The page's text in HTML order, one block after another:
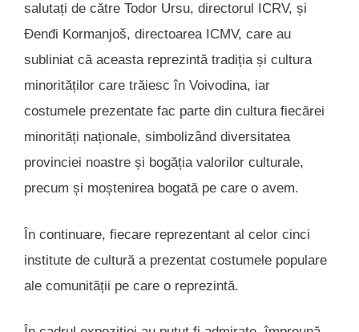
salutați de către Todor Ursu, directorul ICRV, și
Đenđi Kormanjoš, directoarea ICMV, care au
subliniat că aceasta reprezintă tradiția și cultura
minorităților care trăiesc în Voivodina, iar
costumele prezentate fac parte din cultura fiecărei
minorități naționale, simbolizând diversitatea
provinciei noastre și bogăția valorilor culturale,
precum și moștenirea bogată pe care o avem.
În continuare, fiecare reprezentant al celor cinci
institute de cultură a prezentat costumele populare
ale comunității pe care o reprezintă.